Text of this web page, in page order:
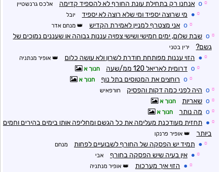
☼
o אנחנו רק בתחילת עונת החורף לא להספיד קדימה אלכס גרנשטיין
☼
● מי שרוצה יספיד ומי שלא רוצה לא יספיד יובל
☼
o אני מצטרף למניין לאמירת הקדיש מנחם אדר
☼
o שבת שלום, ימים חמישי ושישי צפויה עננות גבוהה או שעננים נמוכים של
גשם?
ירין בטני
☼
● הזוי עננות מפותחת חודרת לשרון ולא עושה כלום אופיר מנתניה
☼
o דרומית לאריאל 120 ממ/שעה חנוך א
☼
o רוחצים את המטוסים בתל נוף חנוך א
☼
o היה לפני כמה דקות והפסיק חורפאיש
☼
o שאריות חנוך א
☼
o מה נותר חנוך א
☼
● תחזית מעודכנת מעלימה את כל הגשם ומחליפה אותו בימים בהירים וחמים
ביותר
אופיר פרנקו
☼
● תמיד יש הפסקה של החורף לשבועיים לפחות מנחם
☼
● אין בעיה שיש הפסקה בחורף אבי
☼
● הזוי איך מערכות אופיר מנתניה